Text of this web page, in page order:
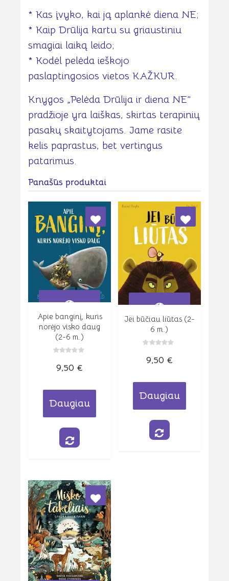
* Kas įvyko, kai ją aplankė diena NE;
* Kaip Drūlija kartu su griaustiniu
smagiai laiką leido;
* Kodėl pelėda ieškojo
paslaptingosios vietos KAŽKUR.
Knygos „Pelėda Drūlija ir diena NE”
pradžioje yra laiškas, skirtas terapinių
pasakų skaitytojams. Jame rasite
kelis paprastus, bet vertingus
patarimus.
Panašūs produktai
Peržiūrėti
Apie banginį, kuris
norėjo visko daug
(2-6 m.)
iš9,50 €
Daugiau
Peržiūrėti
Jei būčiau liūtas (2-
6 m.)
iš9,50 €
Daugiau